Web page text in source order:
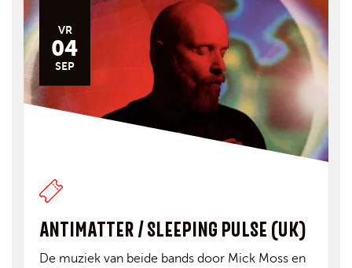
VR
04
SEP
ANTIMATTER / SLEEPING PULSE (UK)
De muziek van beide bands door Mick Moss en